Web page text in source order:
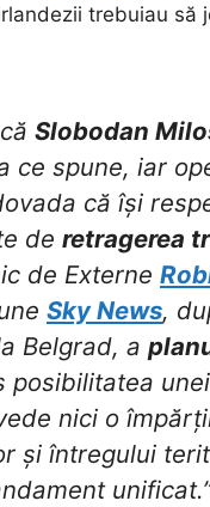
trebuiau să
Slobodan
ce spune, iar
că își
de retragerea
de Externe
Sky News,
Belgrad, a
posibilitatea
nici o
și întregului